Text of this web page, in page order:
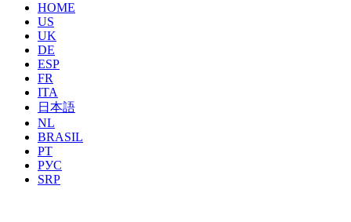
HOME
US
UK
DE
ESP
FR
ITA
日本語
NL
BRASIL
PT
РУС
SRP